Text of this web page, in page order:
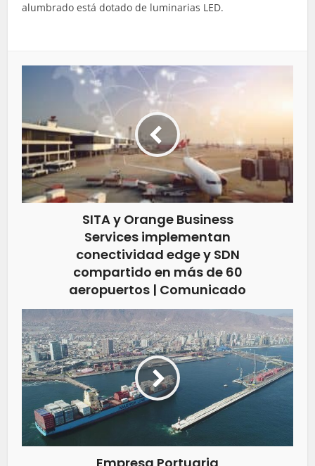
alumbrado está dotado de luminarias LED.
SITA y Orange Business
Services implementan
conectividad edge y SDN
compartido en más de 60
aeropuertos | Comunicado